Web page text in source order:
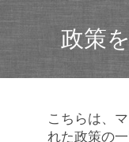
政策
こちらは、
れた政策の一